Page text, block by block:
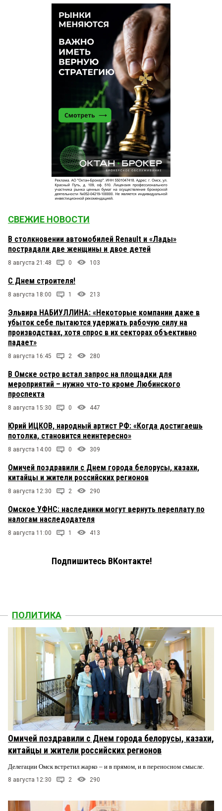
люди не связаны с местными
заинтересованными лицами и есть надежда, на
более беспристрастный подход к земельным
вопросам. Тем более их станет меньше и
соглашения будут приниматься более
оперативно и соответственно затрат на их
содержание поубавится. Не всегда количество
пропорционально качеству.
5 июня 2019 в 10:10:
12 человек выгоняют, 5 принимают? За что
выгоняют Лицкевича, Кокорина, Бегуна и др? Что
вообще творится?
Прометей 5 июня 2019 в 09:06:
Пока Бурков судя по визитам в Москву очень
старается стать Мироновым, его воронье
выклевывает у Омска печень
Ну логично же назначить в комиссию одних
зависящих от уральского лобби бюджетников!
Уверен, они уже внимательно изучили все
земельные участки в центре, сейчас начнется
цивилизованный отъем и передел. Нужна
реакция депутатов.СРОЧНО!!!
СВЕЖИЕ НОВОСТИ
В столкновении автомобилей Renault и «Лады»
пострадали две женщины и двое детей
8 августа 21:48 0 103
С Днем строителя!
8 августа 18:00 1 213
Эльвира НАБИУЛЛИНА: «Некоторые компании даже в
убыток себе пытаются удержать рабочую силу на
производствах, хотя спрос в их секторах объективно
падает»
8 августа 16:45 2 280
В Омске остро встал запрос на площадки для
мероприятий – нужно что-то кроме Любинского
проспекта
8 августа 15:30 0 447
Юрий ИЦКОВ, народный артист РФ: «Когда достигаешь
потолка, становится неинтересно»
8 августа 14:00 0 309
Омичей поздравили с Днем города белорусы, казахи,
китайцы и жители российских регионов
8 августа 12:30 2 290
Омское УФНС: наследники могут вернуть переплату по
налогам наследодателя
8 августа 11:00 1 413
Подпишитесь ВКонтакте!
ПОЛИТИКА
Омичей поздравили с Днем города белорусы, казахи,
китайцы и жители российских регионов
Делегации Омск встретил жарко – и в прямом, и в переносном смысле.
8 августа 12:30 2 290